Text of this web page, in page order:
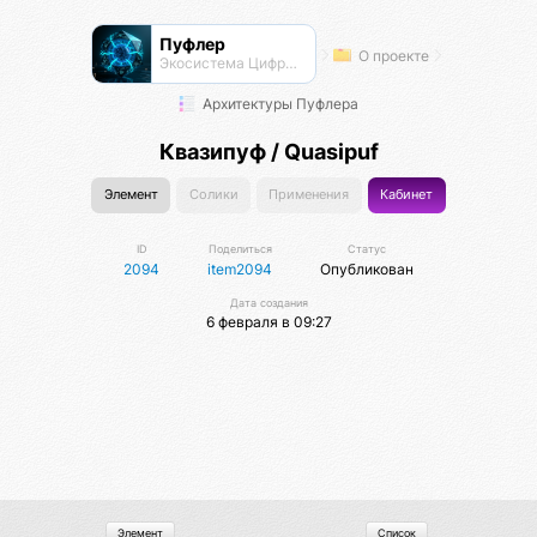
Пуфлер
Экосистема Цифровых Организмов О проекте
Архитектуры Пуфлера
Квазипуф / Quasipuf
Элемент Солики Применения Кабинет
ID
2094
Поделиться
item2094
Статус
Опубликован
Дата создания
6 февраля в 09:27
Элемент Список